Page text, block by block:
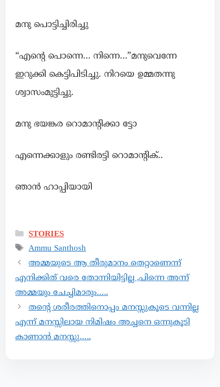
മനു പൊട്ടിച്ചിരിച്ചു
“എന്റെ പൊന്നെ… നിന്നെ…”മനുവെന്നേ
ഇറുക്കി കെട്ടിപിടിച്ചു. നിറയെ ഉമ്മതന്നു
ശ്വാസംമുട്ടിച്ചു.
മനു ഭയങ്കര റൊമാന്റിക്കാ ട്ടോ
എന്നെക്കാളും രണ്ടിരട്ടി റൊമാന്റിക്..
ഞാൻ ഹാപ്പിയായി
STORIES
Ammu Santhosh
അമ്മയുടെ ആ തീരുമാനം തെറ്റാണെന്ന്
എനിക്കിത് വരെ തോന്നിയിട്ടില്ല ,പിന്നെ അന്ന്
അമ്മയും ചേച്ചിമാരും…..
തന്റെ ശരീരത്തിനൊപ്പം മനസ്സുകൂടെ വന്നില്ല
എന്ന് മനസ്സിലായ നിമിഷം അച്ചനെ ഒന്നുകൂടി
കാണാൻ മനസ്സു…..